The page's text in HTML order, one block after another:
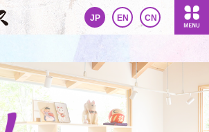
JP EN CN